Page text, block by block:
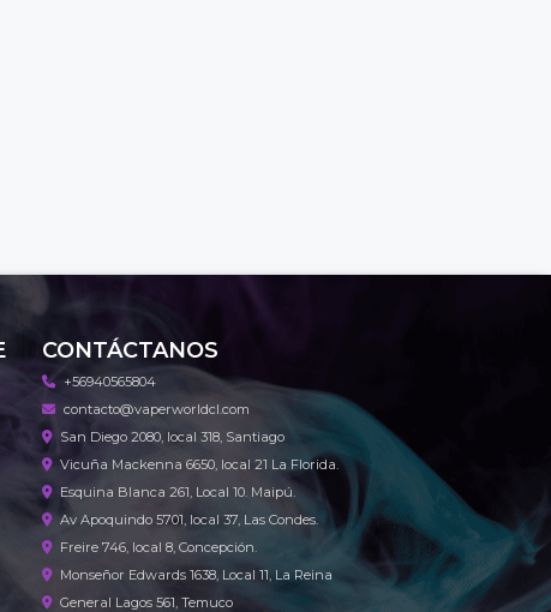
CONTÁCTANOS
+56940565804
contacto@vaperworldcl.com
San Diego 2080, local 318, Santiago
Vicuña Mackenna 6650, local 21 La Florida.
Esquina Blanca 261, Local 10. Maipú.
Av Apoquindo 5701, local 37, Las Condes.
Freire 746, local 8, Concepción.
Monseñor Edwards 1638, Local 11, La Reina
General Lagos 561, Temuco